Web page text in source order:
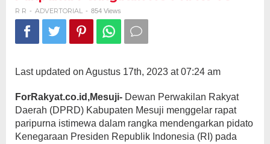
R R - ADVERTORIAL - 854 Views
Last updated on Agustus 17th, 2023 at 07:24 am
ForRakyat.co.id,Mesuji- Dewan Perwakilan Rakyat
Daerah (DPRD) Kabupaten Mesuji menggelar rapat
paripurna istimewa dalam rangka mendengarkan pidato
Kenegaraan Presiden Republik Indonesia (RI) pada